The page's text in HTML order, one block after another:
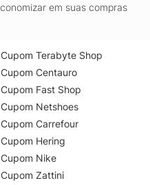
em suas compras
Cupom Terabyte Shop
Cupom Centauro
Cupom Fast Shop
Cupom Netshoes
Cupom Carrefour
Cupom Hering
Cupom Nike
Cupom Zattini